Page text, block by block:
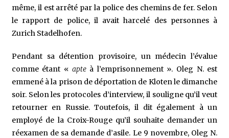
même, il est arrêté par la police des chemins de fer. Selon
le rapport de police, il avait harcelé des personnes à
Zurich Stadelhofen.
Pendant sa détention provisoire, un médecin l’évalue
comme étant « apteà l’emprisonnement ». Oleg N. est
emmené à la prison de déportation de Kloten le dimanche
soir. Selon les protocoles d’interview, il souligne qu’il veut
retourner en Russie. Toutefois, il dit également à un
employé de la Croix-Rouge qu’il souhaite demander un
réexamen de sa demande d’asile. Le 9 novembre, Oleg N.